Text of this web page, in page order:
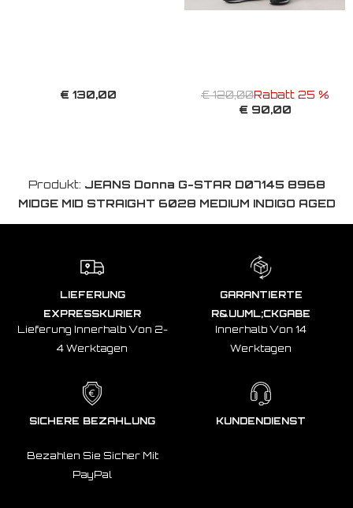
€ 130,00 € 120,00Rabatt 25 %
€ 90,00
Produkt: JEANS Donna G-STAR D07145 8968
MIDGE MID STRAIGHT 6028 MEDIUM INDIGO AGED
LIEFERUNG
EXPRESSKURIER
Lieferung Innerhalb Von 2-
4 Werktagen
GARANTIERTE
R&UUML;CKGABE
Innerhalb Von 14
Werktagen
SICHERE BEZAHLUNG
Bezahlen Sie Sicher Mit
PayPal
KUNDENDIENST